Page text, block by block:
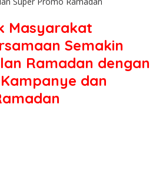
Masyarakat
Semakin
Ramadan dengan
dan